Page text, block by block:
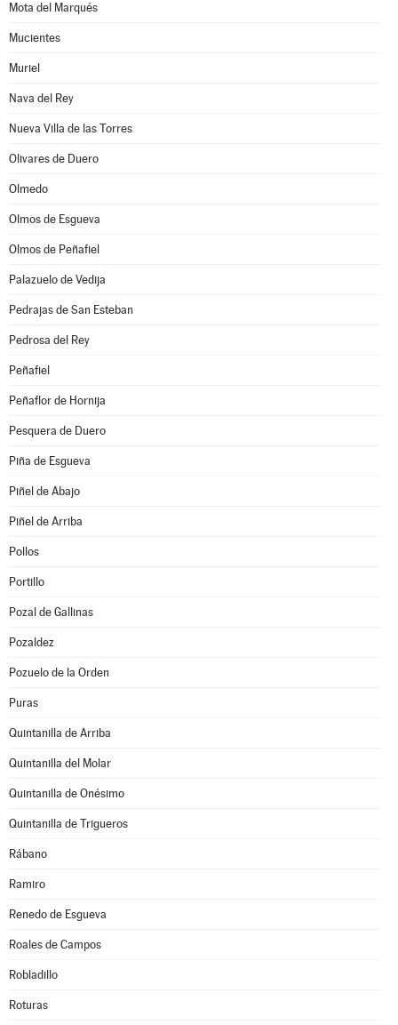
Mota del Marqués
Mucientes
Muriel
Nava del Rey
Nueva Villa de las Torres
Olivares de Duero
Olmedo
Olmos de Esgueva
Olmos de Peñafiel
Palazuelo de Vedija
Pedrajas de San Esteban
Pedrosa del Rey
Peñafiel
Peñaflor de Hornija
Pesquera de Duero
Piña de Esgueva
Piñel de Abajo
Piñel de Arriba
Pollos
Portillo
Pozal de Gallinas
Pozaldez
Pozuelo de la Orden
Puras
Quintanilla de Arriba
Quintanilla del Molar
Quintanilla de Onésimo
Quintanilla de Trigueros
Rábano
Ramiro
Renedo de Esgueva
Roales de Campos
Robladillo
Roturas